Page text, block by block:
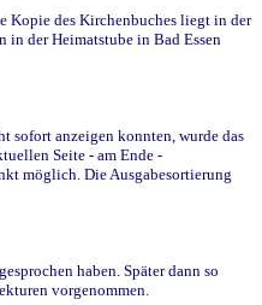
Kopie des Kirchenbuches liegt in der
in der Heimatstube in Bad Essen
sofort anzeigen konnten, wurde das
Seite - am Ende -
möglich. Die Ausgabesortierung
haben. Später dann so
vorgenommen.